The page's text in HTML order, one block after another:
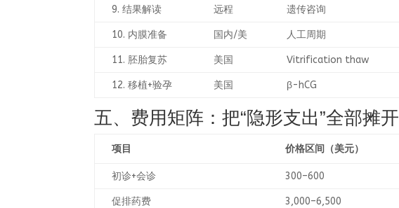
9. 结果解读 远程 遗传咨询
10. 内膜准备 国内/美 人工周期
11. 胚胎复苏 美国 Vitrification thaw
12. 移植+验孕 美国 β-hCG
五、费用矩阵：把“隐形支出”全部摊开
项目 价格区间（美元）
初诊+会诊 300–600
促排药费 3,000–6,500